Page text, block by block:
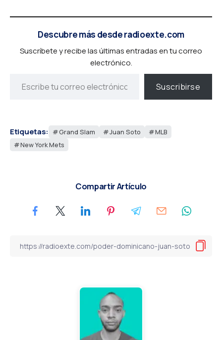
Descubre más desde radioexte.com
Suscríbete y recibe las últimas entradas en tu correo
electrónico.
Suscribirse
Etiquetas: Grand Slam Juan Soto
MLB
New York Mets
Compartir Artículo